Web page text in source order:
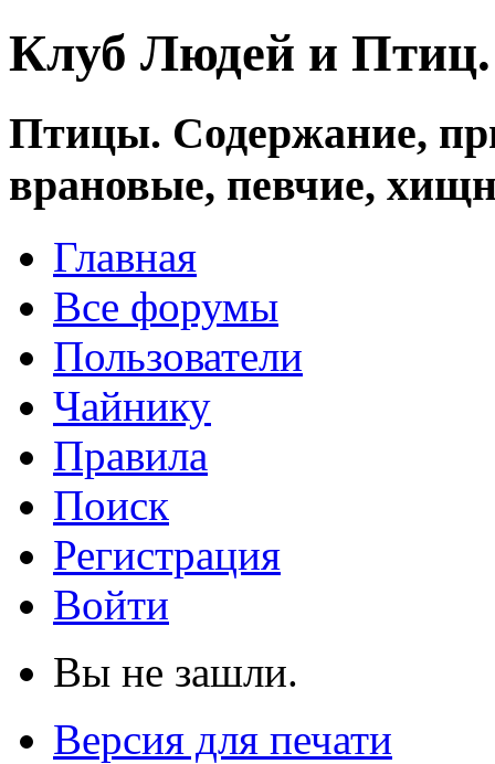
Клуб Людей и
Птицы. Содержание,
врановые, певчие,
Главная
Все форумы
Пользователи
Чайнику
Правила
Поиск
Регистрация
Войти
Вы не зашли.
Версия для печати